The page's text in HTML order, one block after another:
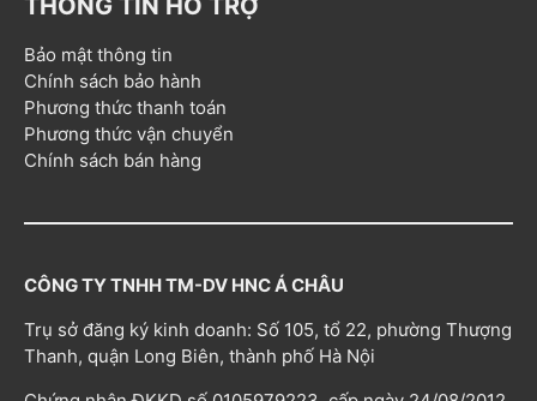
THÔNG TIN HỖ TRỢ
Bảo mật thông tin
Chính sách bảo hành
Phương thức thanh toán
Phương thức vận chuyển
Chính sách bán hàng
CÔNG TY TNHH TM-DV HNC Á CHÂU
Trụ sở đăng ký kinh doanh: Số 105, tổ 22, phường Thượng
Thanh, quận Long Biên, thành phố Hà Nội